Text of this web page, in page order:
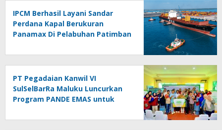
IPCM Berhasil Layani Sandar
Perdana Kapal Berukuran
Panamax Di Pelabuhan Patimban
PT Pegadaian Kanwil VI
SulSelBarRa Maluku Luncurkan
Program PANDE EMAS untuk
Masyarakat